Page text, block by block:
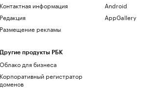
Контактная информация
Редакция
Размещение рекламы
Другие продукты РБК
Облако для бизнеса
Корпоративный регистратор
доменов
Android
AppGallery